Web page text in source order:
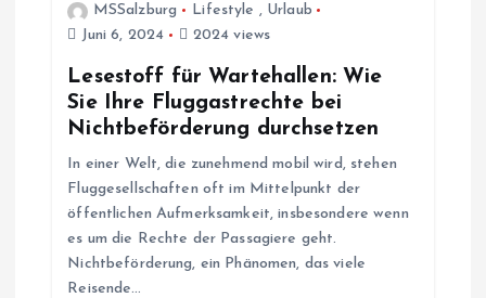
MSSalzburg Lifestyle , Urlaub
Juni 6, 2024
2024 views
Lesestoff für Wartehallen: Wie
Sie Ihre Fluggastrechte bei
Nichtbeförderung durchsetzen
In einer Welt, die zunehmend mobil wird, stehen
Fluggesellschaften oft im Mittelpunkt der
öffentlichen Aufmerksamkeit, insbesondere wenn
es um die Rechte der Passagiere geht.
Nichtbeförderung, ein Phänomen, das viele
Reisende…